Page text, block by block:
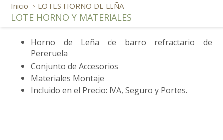
Inicio > LOTES HORNO DE LEÑA
LOTE HORNO Y MATERIALES
Horno de Leña de barro refractario de
Pereruela
Conjunto de Accesorios
Materiales Montaje
Incluido en el Precio: IVA, Seguro y Portes.